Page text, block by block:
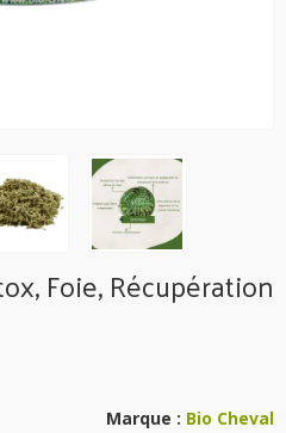
Foie, Récupération
Marque : Bio Cheval